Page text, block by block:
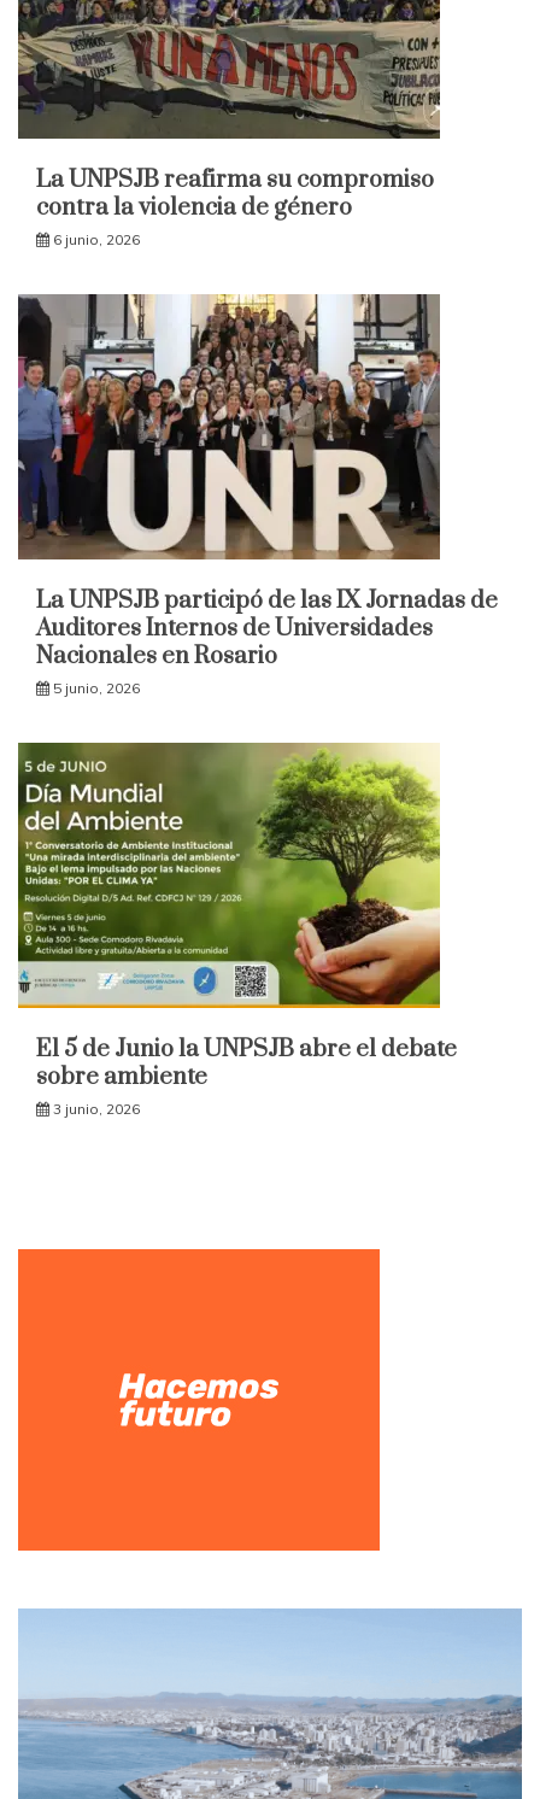
La UNPSJB reafirma su compromiso
contra la violencia de género
6 junio, 2026
La UNPSJB participó de las IX Jornadas de
Auditores Internos de Universidades
Nacionales en Rosario
5 junio, 2026
El 5 de Junio la UNPSJB abre el debate
sobre ambiente
3 junio, 2026